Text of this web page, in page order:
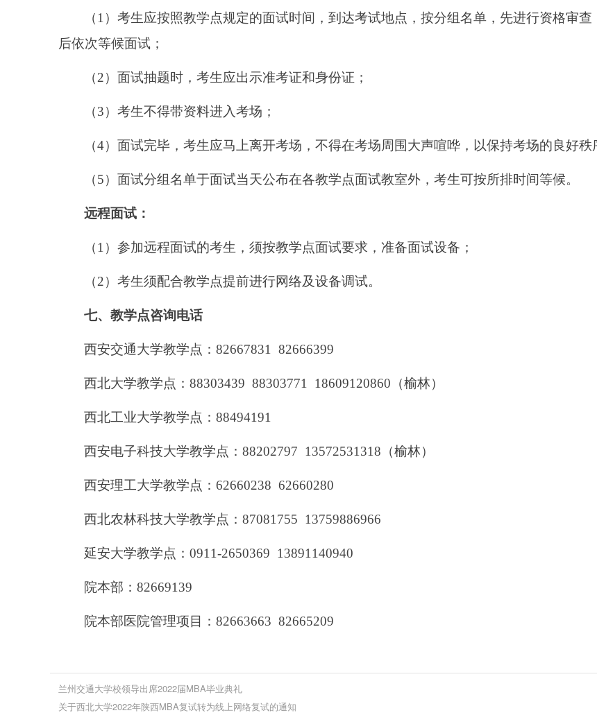
（1）考生应按照教学点规定的面试时间，到达考试地点，按分组名单，先进行资格审查
后依次等候面试；
（2）面试抽题时，考生应出示准考证和身份证；
（3）考生不得带资料进入考场；
（4）面试完毕，考生应马上离开考场，不得在考场周围大声喧哗，以保持考场的良好秩
（5）面试分组名单于面试当天公布在各教学点面试教室外，考生可按所排时间等候。
远程面试：
（1）参加远程面试的考生，须按教学点面试要求，准备面试设备；
（2）考生须配合教学点提前进行网络及设备调试。
七、教学点咨询电话
西安交通大学教学点：82667831 82666399
西北大学教学点：88303439 88303771 18609120860（榆林）
西北工业大学教学点：88494191
西安电子科技大学教学点：88202797 13572531318（榆林）
西安理工大学教学点：62660238 62660280
西北农林科技大学教学点：87081755 13759886966
延安大学教学点：0911-2650369 13891140940
院本部：82669139
院本部医院管理项目：82663663 82665209
兰州交通大学校领导出席2022届MBA毕业典礼
关于西北大学2022年陕西MBA复试转为线上网络复试的通知